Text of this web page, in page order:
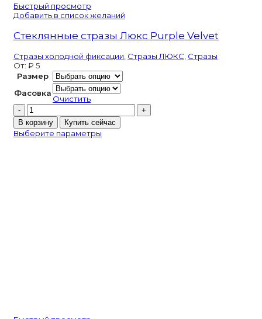
Быстрый просмотр
Добавить в список желаний
Стеклянные стразы Люкс Purple Velvet
Стразы холодной фиксации Стразы ЛЮКС Стразы
От: ₽ 5
Размер
Фасовка
Очистить
Количество
товара
Стеклянные
стразы
В корзину Купить сейчас
Выберите параметры